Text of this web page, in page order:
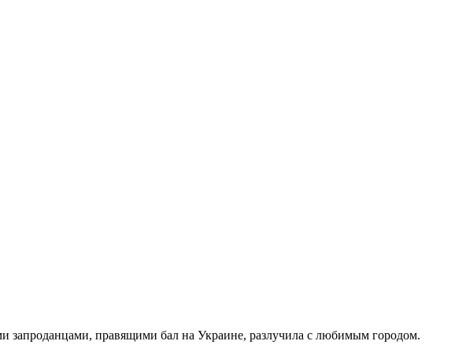
запроданцами, правящими бал на Украине, разлучила с любимым городом.